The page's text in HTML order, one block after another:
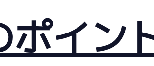
ポイン